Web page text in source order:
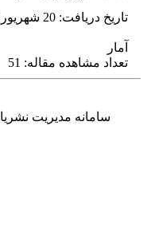
تاریخ دریافت: 20 شهریور 1403
آمار
تعداد مشاهده مقاله: 51
سامانه مدیریت